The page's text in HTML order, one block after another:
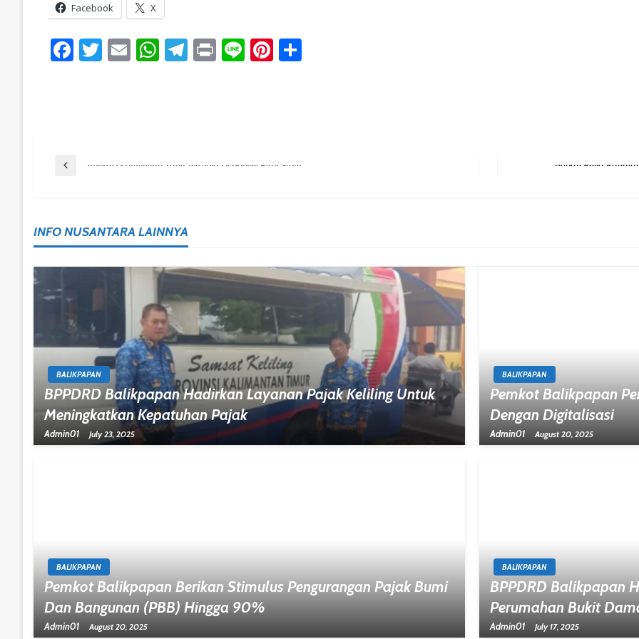
Facebook X
Facebook
Twitter
EmailWhatsApp
Telegram
PrintLinePinterest
Post
Previous Post Aplikasi Kontengan Yang Tersedia Di Google Play Store.
INFO NUSANTARA LAINNYA
BALIKPAPAN
BPPDRD Balikpapan Hadirkan Layanan Pajak Keliling Untuk
Meningkatkan Kepatuhan Pajak
Admin01 July 23, 2025
BALIKPAPAN
Pemkot Balikpapan
Dengan Digitalisasi
Admin01 August 20, 2025
BALIKPAPAN
Pemkot Balikpapan Berikan Stimulus Pengurangan Pajak Bumi
Dan Bangunan (PBB) Hingga 90%
Admin01 August 20, 2025
BALIKPAPAN
BPPDRD Balikpapan
Perumahan Bukit
Admin01 July 17, 2025